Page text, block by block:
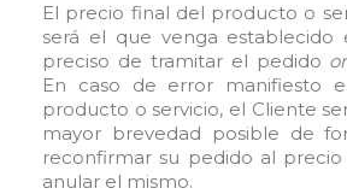
El precio final del producto o
será el que venga
preciso de tramitar el pedido
En caso de error manifiesto
producto o servicio, el Cliente
mayor brevedad posible de
reconfirmar su pedido al
anular el mismo.